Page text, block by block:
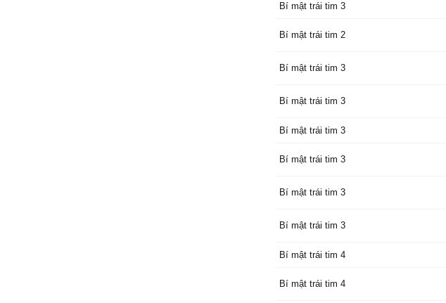
Bí mật trái tim 3
Bí mật trái tim 2
Bí mật trái tim 3
Bí mật trái tim 3
Bí mật trái tim 3
Bí mật trái tim 3
Bí mật trái tim 3
Bí mật trái tim 3
Bí mật trái tim 4
Bí mật trái tim 4